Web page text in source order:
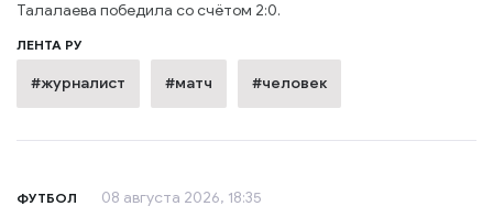
Талалаева победила со счётом 2:0.
ЛЕНТА РУ
#журналист #матч #человек
ФУТБОЛ 08 августа 2026, 18:35